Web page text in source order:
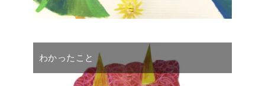
わかったこと